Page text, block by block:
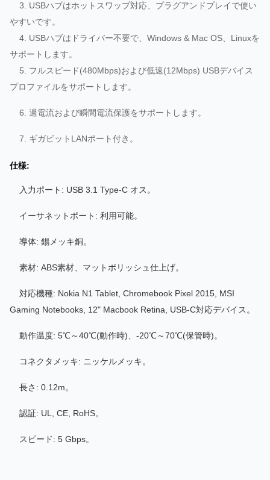
3. USBハブはホットスワップ対応、プラグアンドプレイで使い
やすいです。
4. USBハブはドライバー不要で、Windows & Mac OS、Linuxを
サポートします。
5. フルスピード(480Mbps)および低速(12Mbps) USBデバイス
プロファイルをサポートします。
6. 過電流および瞬間電流保護をサポートします。
7. ギガビットLANポート付き。
仕様:
入力ポート: USB 3.1 Type-C オス。
イーサネットポート: 利用可能。
導体: 錫メッキ銅。
素材: ABS素材、マットポリッシュ仕上げ。
対応機種: Nokia N1 Tablet, Chromebook Pixel 2015, MSI
Gaming Notebooks, 12" Macbook Retina, USB-C対応デバイス。
動作温度: 5℃～40℃(動作時)、-20℃～70℃(保管時)。
コネクタメッキ: ニッケルメッキ。
長さ: 0.12m。
認証: UL, CE, RoHS。
スピード: 5 Gbps。